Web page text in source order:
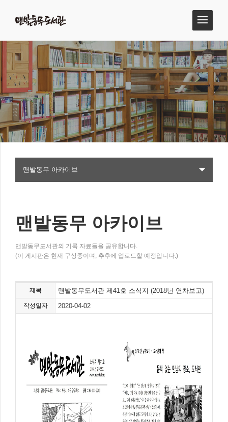
맨발동무 아카이브
맨발동무 아카이브
맨발동무도서관의 기록 자료들을 공유합니다.
(이 게시판은 현재 구상중이며, 추후에 업로드할 예정입니다.)
제목 맨발동무도서관 제41호 소식지 (2018년 연차보고)
작성일자 2020-04-02